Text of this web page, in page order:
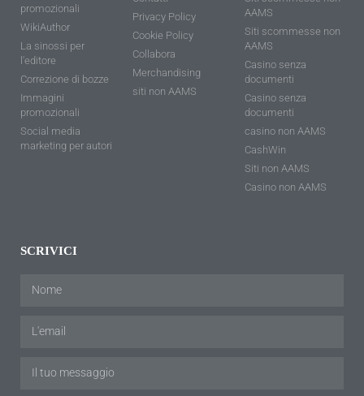
promozionali
WikiAuthor
La sinossi per
l'editore
Correzione di bozze
Immagini
promozionali
Social media
marketing per autori
Privacy Policy
Cookie Policy
Collabora
Merchandising
siti non AAMS
AAMS
Siti scommesse non
AAMS
Casino senza
documenti
Casino senza
documenti
casino non AAMS
CashWin
Siti non AAMS
Casino non AAMS
SCRIVICI